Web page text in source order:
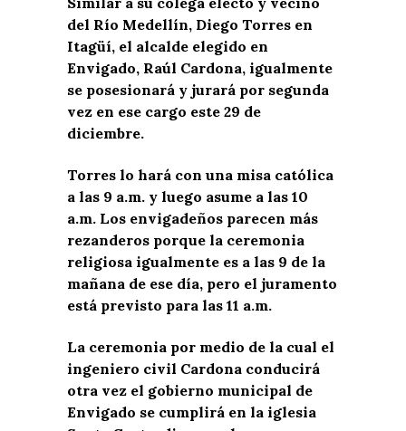
del Río Medellín, Diego Torres en
Itagüí, el alcalde elegido en
Envigado, Raúl Cardona, igualmente
se posesionará y jurará por segunda
vez en ese cargo este 29 de
diciembre.
Torres lo hará con una misa católica
a las 9 a.m. y luego asume a las 10
a.m. Los envigadeños parecen más
rezanderos porque la ceremonia
religiosa igualmente es a las 9 de la
mañana de ese día, pero el juramento
está previsto para las 11 a.m.
La ceremonia por medio de la cual el
ingeniero civil Cardona conducirá
otra vez el gobierno municipal de
Envigado se cumplirá en la iglesia